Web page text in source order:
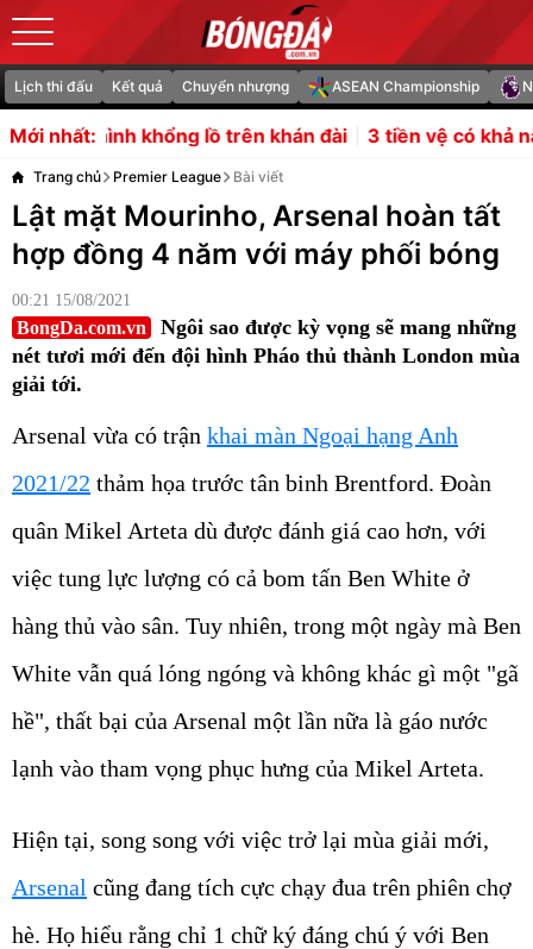
Lịch thi đấu Kết quả Chuyển nhượng ASEAN Championship
Mới nhất:
lồ trên khán đài 3 tiền vệ có khả năng gia nhập Man
Trang chủ Premier League Bài viết
Lật mặt Mourinho, Arsenal hoàn tất
hợp đồng 4 năm với máy phối bóng
00:21 15/08/2021
BongDa.com.vn
Ngôi sao được kỳ vọng sẽ mang những
nét tươi mới đến đội hình Pháo thủ thành London mùa
giải tới.
Arsenal vừa có trận khai màn Ngoại hạng Anh
2021/22 thảm họa trước tân binh Brentford. Đoàn
quân Mikel Arteta dù được đánh giá cao hơn, với
việc tung lực lượng có cả bom tấn Ben White ở
hàng thủ vào sân. Tuy nhiên, trong một ngày mà Ben
White vẫn quá lóng ngóng và không khác gì một "gã
hề", thất bại của Arsenal một lần nữa là gáo nước
lạnh vào tham vọng phục hưng của Mikel Arteta.
Hiện tại, song song với việc trở lại mùa giải mới,
Arsenal cũng đang tích cực chạy đua trên phiên chợ
hè. Họ hiểu rằng chỉ 1 chữ ký đáng chú ý với Ben